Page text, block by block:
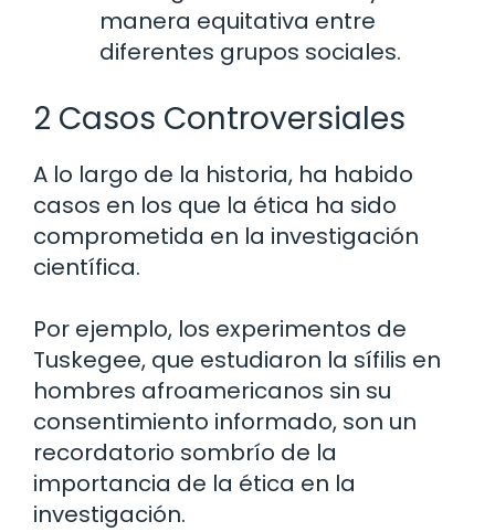
manera equitativa entre
diferentes grupos sociales.
2 Casos Controversiales
A lo largo de la historia, ha habido
casos en los que la ética ha sido
comprometida en la investigación
científica.
Por ejemplo, los experimentos de
Tuskegee, que estudiaron la sífilis en
hombres afroamericanos sin su
consentimiento informado, son un
recordatorio sombrío de la
importancia de la ética en la
investigación.